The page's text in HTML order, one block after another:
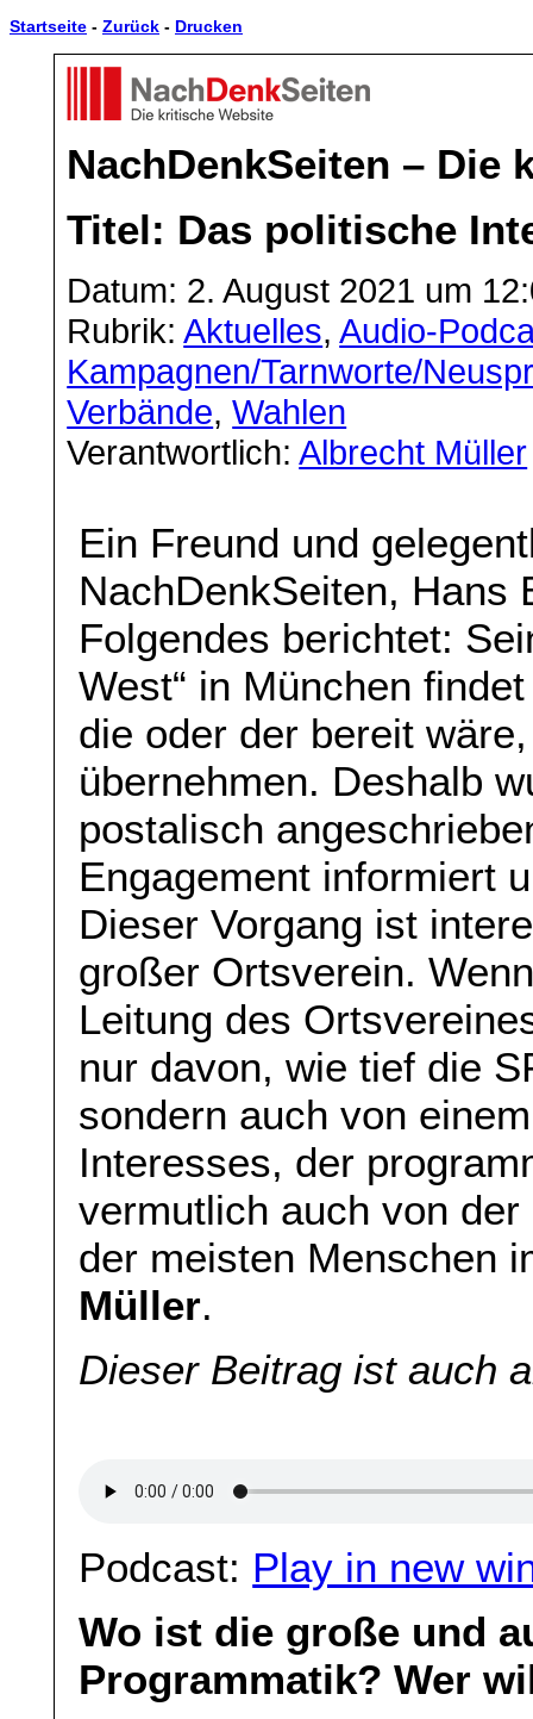
Startseite - Zurück - Drucken
NachDenkSeiten – Die
Titel: Das politische
Datum: 2. August 2021 um
Rubrik:Aktuelles,Audio-
Kampagnen/Tarnworte/
Verbände,Wahlen
Verantwortlich:Albrecht Müller
Ein Freund und
NachDenkSeiten, Hans
Folgendes berichtet:
West“ in München
die oder der bereit
übernehmen. Deshalb
postalisch
Engagement informiert
Dieser Vorgang ist
großer Ortsverein.
Leitung des
nur davon, wie tief die
sondern auch von
Interesses, der
vermutlich auch von
der meisten Menschen
Müller.
Dieser Beitrag ist auch
Podcast: Play in new
Wo ist die große und
Programmatik? Wer